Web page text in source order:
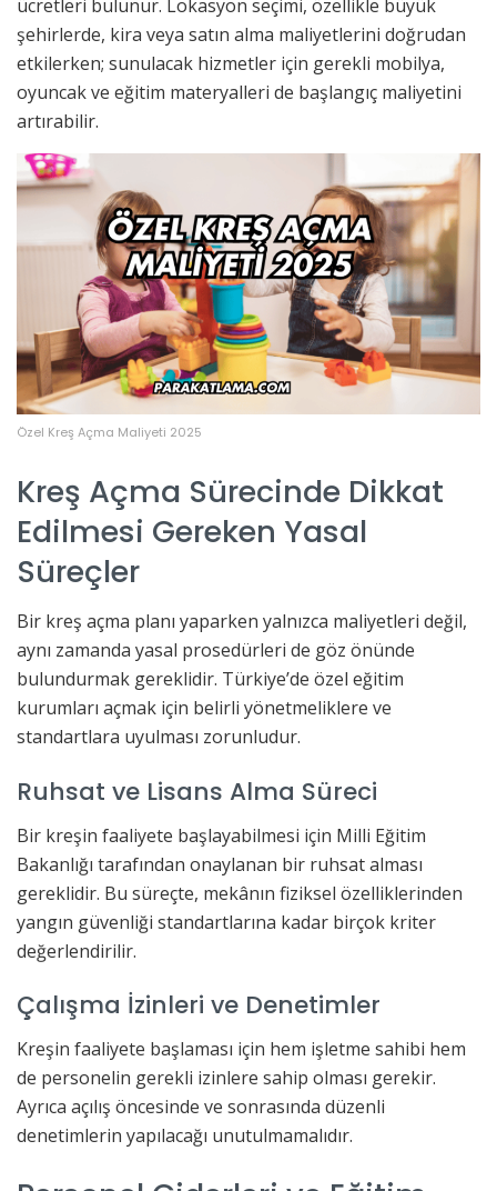
ücretleri bulunur. Lokasyon seçimi, özellikle büyük
şehirlerde, kira veya satın alma maliyetlerini doğrudan
etkilerken; sunulacak hizmetler için gerekli mobilya,
oyuncak ve eğitim materyalleri de başlangıç maliyetini
artırabilir.
Özel Kreş Açma Maliyeti 2025
Kreş Açma Sürecinde Dikkat
Edilmesi Gereken Yasal
Süreçler
Bir kreş açma planı yaparken yalnızca maliyetleri değil,
aynı zamanda yasal prosedürleri de göz önünde
bulundurmak gereklidir. Türkiye’de özel eğitim
kurumları açmak için belirli yönetmeliklere ve
standartlara uyulması zorunludur.
Ruhsat ve Lisans Alma Süreci
Bir kreşin faaliyete başlayabilmesi için Milli Eğitim
Bakanlığı tarafından onaylanan bir ruhsat alması
gereklidir. Bu süreçte, mekânın fiziksel özelliklerinden
yangın güvenliği standartlarına kadar birçok kriter
değerlendirilir.
Çalışma İzinleri ve Denetimler
Kreşin faaliyete başlaması için hem işletme sahibi hem
de personelin gerekli izinlere sahip olması gerekir.
Ayrıca açılış öncesinde ve sonrasında düzenli
denetimlerin yapılacağı unutulmamalıdır.